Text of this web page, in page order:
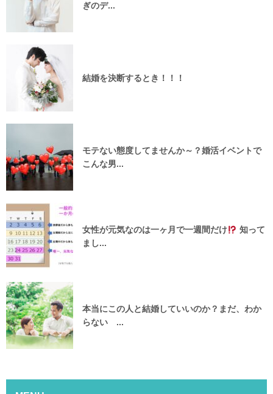
ぎのデ...
結婚を決断するとき！！！
モテない態度してませんか～？婚活イベントで
こんな男...
女性が元気なのは一ヶ月で一週間だけ
知って
まし...
本当にこの人と結婚していいのか？まだ、わか
らない ...